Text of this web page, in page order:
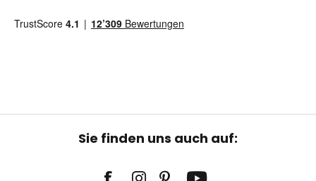
Sie finden uns auch auf: